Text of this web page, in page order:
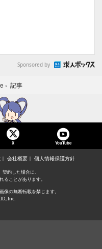
Sponsored by
› 記事
X YouTube
会社概要 個人情報保護方針
約した場合に、
ることがあります。
像の無断転載を禁じます。
Inc.